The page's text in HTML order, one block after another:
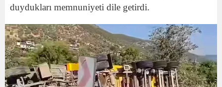
duydukları memnuniyeti dile getirdi.